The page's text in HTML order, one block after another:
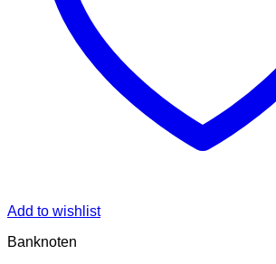
Add to wishlist
Banknoten